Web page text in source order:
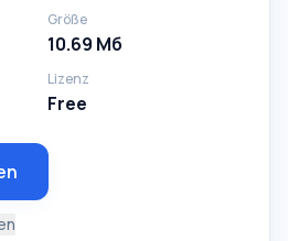
Größe
10.69 Мб
Lizenz
Free